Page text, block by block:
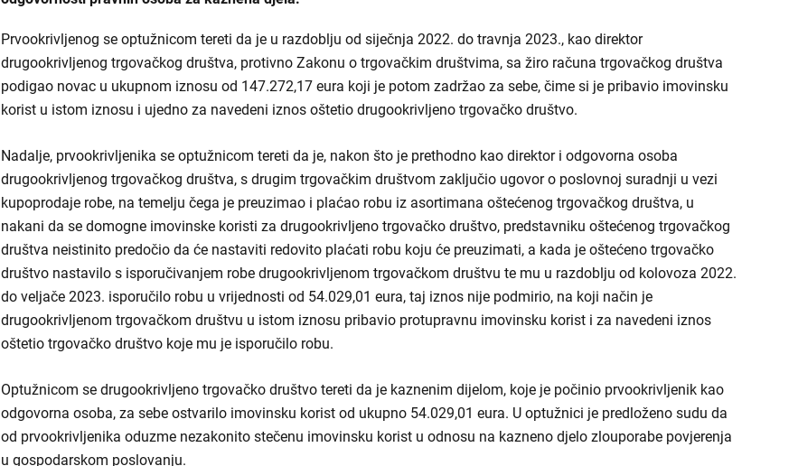
Financijske objave
Isplate iz proračuna
Odluke i izvješća
Članci
Rubrike
Aktualnosti
Prvookrivljenog se optužnicom tereti da je u razdoblju od siječnja 2022. do travnja 2023., kao direktor
drugookrivljenog trgovačkog društva, protivno Zakonu o trgovačkim društvima, sa žiro računa trgovačkog društva
podigao novac u ukupnom iznosu od 147.272,17 eura koji je potom zadržao za sebe, čime si je pribavio imovinsku
korist u istom iznosu i ujedno za navedeni iznos oštetio drugookrivljeno trgovačko društvo.
Nadalje, prvookrivljenika se optužnicom tereti da je, nakon što je prethodno kao direktor i odgovorna osoba
drugookrivljenog trgovačkog društva, s drugim trgovačkim društvom zaključio ugovor o poslovnoj suradnji u vezi
kupoprodaje robe, na temelju čega je preuzimao i plaćao robu iz asortimana oštećenog trgovačkog društva, u
nakani da se domogne imovinske koristi za drugookrivljeno trgovačko društvo, predstavniku oštećenog trgovačkog
društva neistinito predočio da će nastaviti redovito plaćati robu koju će preuzimati, a kada je oštećeno trgovačko
društvo nastavilo s isporučivanjem robe drugookrivljenom trgovačkom društvu te mu u razdoblju od kolovoza 2022.
do veljače 2023. isporučilo robu u vrijednosti od 54.029,01 eura, taj iznos nije podmirio, na koji način je
drugookrivljenom trgovačkom društvu u istom iznosu pribavio protupravnu imovinsku korist i za navedeni iznos
oštetio trgovačko društvo koje mu je isporučilo robu.
Optužnicom se drugookrivljeno trgovačko društvo tereti da je kaznenim dijelom, koje je počinio prvookrivljenik kao
odgovorna osoba, za sebe ostvarilo imovinsku korist od ukupno 54.029,01 eura. U optužnici je predloženo sudu da
od prvookrivljenika oduzme nezakonito stečenu imovinsku korist u odnosu na kazneno djelo zlouporabe povjerenja
u gospodarskom poslovanju.